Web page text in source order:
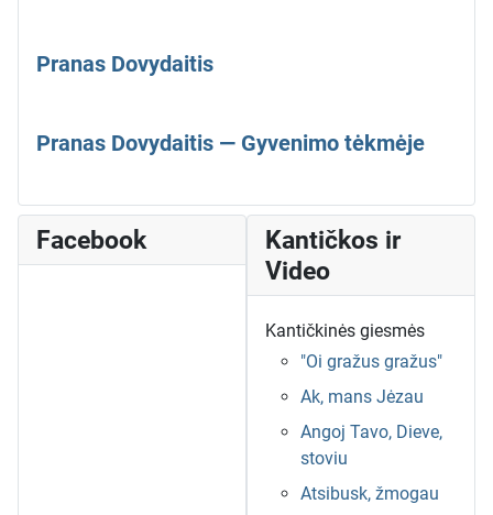
Pranas Dovydaitis
Pranas Dovydaitis — Gyvenimo tėkmėje
Facebook
Kantičkos ir
Video
Kantičkinės giesmės
"Oi gražus gražus"
Ak, mans Jėzau
Angoj Tavo, Dieve,
stoviu
Atsibusk, žmogau